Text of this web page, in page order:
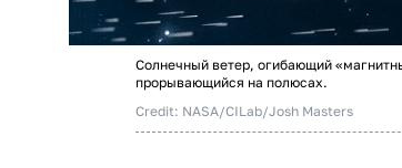
Солнечный ветер, огибающий
прорывающийся на полюсах.
Credit: NASA/CILab/Josh Masters